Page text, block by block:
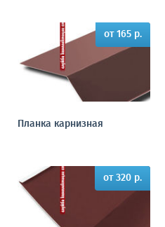
от 165 р.
Планка карнизная
от 320 р.